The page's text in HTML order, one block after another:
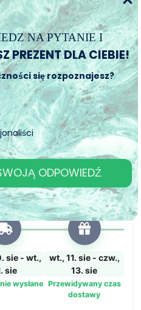
19
Min
09
Sek
sie - wt.,
sie
wysłane
wt., 11. sie - czw.,
13. sie
Przewidywany czas
dostawy
NA PYTANIE I
PREZENT DLA CIEBIE!
się rozpoznajesz?
ODPOWIEDŹ